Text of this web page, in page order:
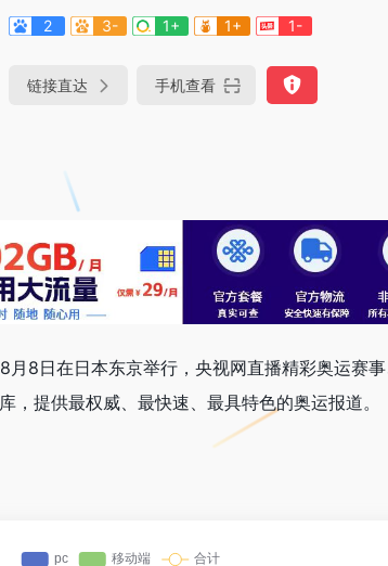
2
3- 1+ 1+ 1-
链接直达 手机查看
8日在日本东京举行，央视网直播精彩奥运赛事
，提供最权威、最快速、最具特色的奥运报道。